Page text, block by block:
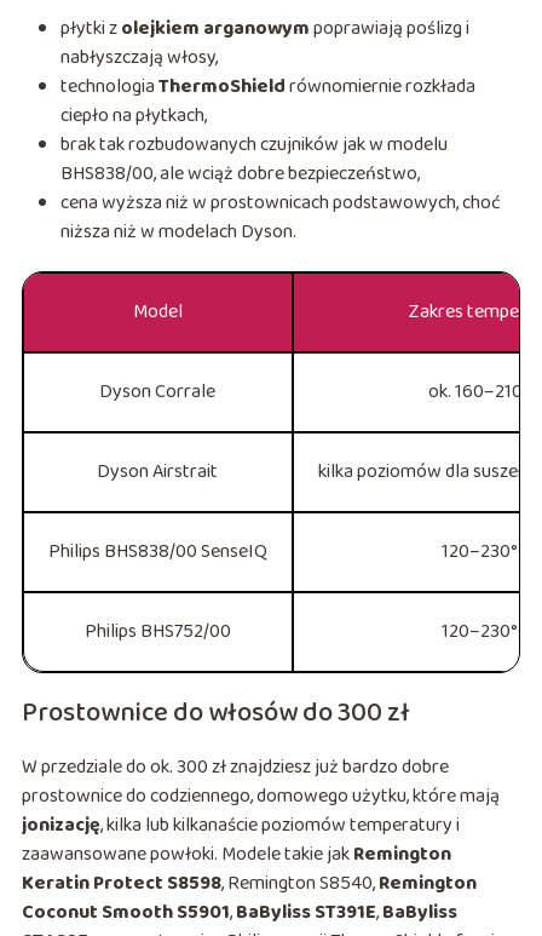
płytki zolejkiem arganowympoprawiają poślizg i
nabłyszczają włosy,
technologiaThermoShieldrównomiernie rozkłada
ciepło na płytkach,
brak tak rozbudowanych czujników jak w modelu
BHS838/00, ale wciąż dobre bezpieczeństwo,
cena wyższa niż w prostownicach podstawowych, choć
niższa niż w modelach Dyson.
Model Zakres
Dyson Corrale ok. 160–210°C
Dyson Airstrait kilka poziomów dla
Philips BHS838/00 SenseIQ 120–230°C
Philips BHS752/00 120–230°C
Prostownice do włosów do 300 zł
W przedziale do ok. 300 zł znajdziesz już bardzo dobre
prostownice do codziennego, domowego użytku, które mają
jonizację, kilka lub kilkanaście poziomów temperatury i
zaawansowane powłoki. Modele takie jakRemington
Keratin Protect S8598, Remington S8540,Remington
Coconut Smooth S5901,BaByliss ST391E,BaByliss